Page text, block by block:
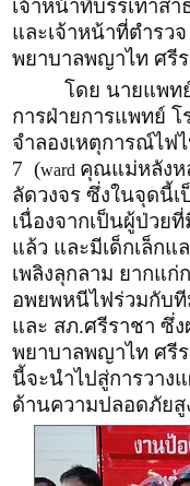
เจ้าหน้าที่บรรเทาส
และเจ้าหน้าที่ตำรว
พยาบาลพญาไท ศรี
โดย นายแพท
การฝ่ายการแพทย์
จำลองเหตุการณ์ไฟ
7 (ward คุณแม่หลังห
ลัดวงจร ซึ่งในจุดนี้
เนื่องจากเป็นผู้ป่วย
แล้ว และมีเด็กเล็ก
เพลิงลุกลาม ยากแ
อพยพหนีไฟร่วมกับที
และ สภ.ศรีราชา ซึ่
พยาบาลพญาไท ศรี
นี้จะนำไปสู่การวาง
ด้านความปลอดภัยสู